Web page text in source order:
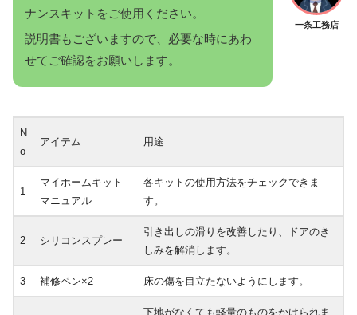
一条工務店
ナンスキットをご使用ください。
説明書もございますので、必要な時にあわ
せてご確認をお願いします。
N
o
アイテム 用途
1
マイホームキット
マニュアル
各キットの使用方法をチェックできま
す。
2 シリコンスプレー
引き出しの滑りを改善したり、ドアのき
しみを解消します。
3 補修ペン×2 床の傷を目立たないようにします。
下地がなくても軽量のものをかけられま